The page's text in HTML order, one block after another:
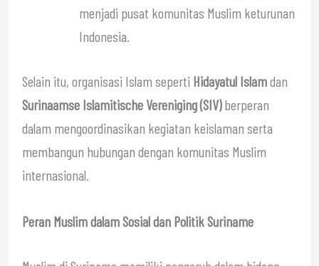
menjadi pusat komunitas Muslim keturunan
Indonesia.
Selain itu, organisasi Islam seperti Hidayatul Islamdan
Surinaamse Islamitische Vereniging (SIV)berperan
dalam mengoordinasikan kegiatan keislaman serta
membangun hubungan dengan komunitas Muslim
internasional.
Peran Muslim dalam Sosial dan Politik Suriname